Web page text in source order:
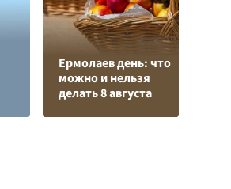
Ермолаев день: что
можно и нельзя
делать 8 августа